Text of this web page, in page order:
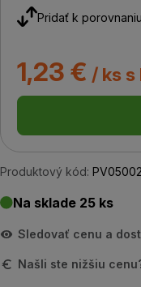
Pridať k
1,23 € / ks s
Produktový kód:
Na sklade 25 ks
Sledovať cenu a
Našli ste nižšiu